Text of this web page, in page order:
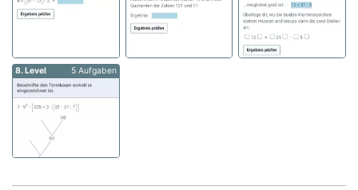
8. Level 5 Aufgaben